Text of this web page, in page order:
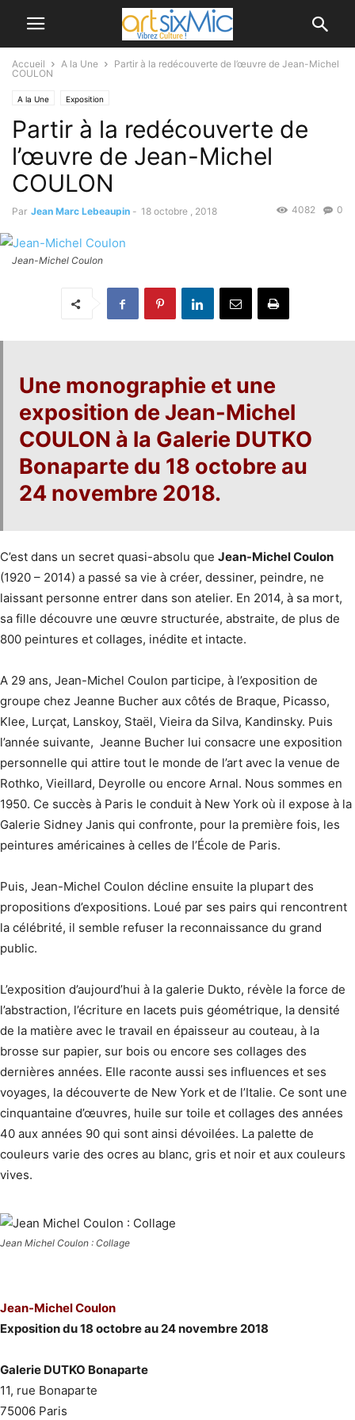
Accueil A la Une
Partir à la redécouverte de l’œuvre de Jean-Michel
COULON
A la Une Exposition
Partir à la redécouverte de
l’œuvre de Jean-Michel
COULON
Par Jean Marc Lebeaupin - 18 octobre , 2018 0
4082
Jean-Michel Coulon
Une monographie et une
exposition de Jean-Michel
COULON à la Galerie DUTKO
Bonaparte du 18 octobre au
24 novembre 2018.
C’est dans un secret quasi-absolu que Jean-Michel Coulon
(1920 – 2014) a passé sa vie à créer, dessiner, peindre, ne
laissant personne entrer dans son atelier. En 2014, à sa mort,
sa fille découvre une œuvre structurée, abstraite, de plus de
800 peintures et collages, inédite et intacte.
A 29 ans, Jean-Michel Coulon participe, à l’exposition de
groupe chez Jeanne Bucher aux côtés de Braque, Picasso,
Klee, Lurçat, Lanskoy, Staël, Vieira da Silva, Kandinsky. Puis
l’année suivante, Jeanne Bucher lui consacre une exposition
personnelle qui attire tout le monde de l’art avec la venue de
Rothko, Vieillard, Deyrolle ou encore Arnal. Nous sommes en
1950. Ce succès à Paris le conduit à New York où il expose à la
Galerie Sidney Janis qui confronte, pour la première fois, les
peintures américaines à celles de l’École de Paris.
Puis, Jean-Michel Coulon décline ensuite la plupart des
propositions d’expositions. Loué par ses pairs qui rencontrent
la célébrité, il semble refuser la reconnaissance du grand
public.
L’exposition d’aujourd’hui à la galerie Dukto, révèle la force de
l’abstraction, l’écriture en lacets puis géométrique, la densité
de la matière avec le travail en épaisseur au couteau, à la
brosse sur papier, sur bois ou encore ses collages des
dernières années. Elle raconte aussi ses influences et ses
voyages, la découverte de New York et de l’Italie. Ce sont une
cinquantaine d’œuvres, huile sur toile et collages des années
40 aux années 90 qui sont ainsi dévoilées. La palette de
couleurs varie des ocres au blanc, gris et noir et aux couleurs
vives.
Jean Michel Coulon : Collage
Jean-Michel Coulon
Exposition du 18 octobre au 24 novembre 2018
Galerie DUTKO Bonaparte
11, rue Bonaparte
75006 Paris